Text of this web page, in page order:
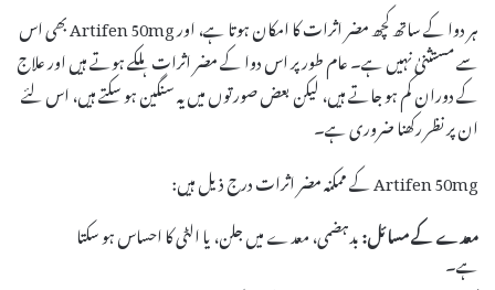
ہر دوا کے ساتھ کچھ مضر اثرات کا امکان ہوتا ہے، اور Artifen 50mg بھی اس
سے مستثنیٰ نہیں ہے۔ عام طور پر اس دوا کے مضر اثرات ہلکے ہوتے ہیں اور علاج
کے دوران کم ہو جاتے ہیں، لیکن بعض صورتوں میں یہ سنگین ہو سکتے ہیں، اس لئے
ان پر نظر رکھنا ضروری ہے۔
Artifen 50mg کے ممکنہ مضر اثرات درج ذیل ہیں:
معدے کے مسائل:بدہضمی، معدے میں جلن، یا الٹی کا احساس ہو سکتا
ہے۔